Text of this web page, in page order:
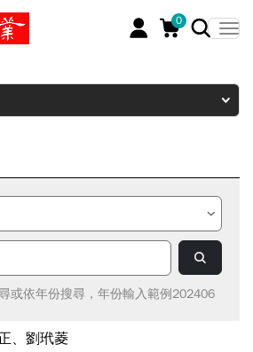
0
或依年份搜尋，年份輸入範例202406
、劉玳菱